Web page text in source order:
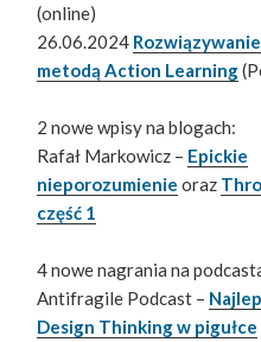
(online)
26.06.2024
metodą Action Learning
2 nowe wpisy na blogach:
Rafał Markowicz – Epickie
nieporozumienie oraz
część 1
4 nowe nagrania na
Antifragile Podcast –
Design Thinking w pigułce